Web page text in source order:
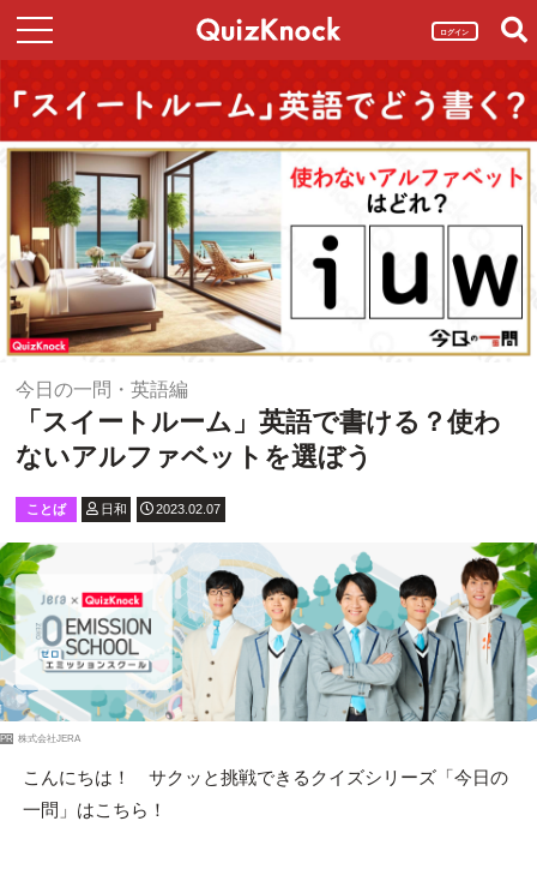
ログイン
今日の一問・英語編
「スイートルーム」英語で書ける？使わ
ないアルファベットを選ぼう
ことば 日和 2023.02.07
PR 株式会社JERA
こんにちは！ サクッと挑戦できるクイズシリーズ「今日の
一問」はこちら！